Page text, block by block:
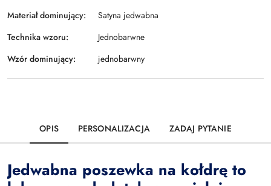
Materiał dominujący:
Satyna jedwabna
Technika wzoru:
Jednobarwne
Wzór dominujący:
jednobarwny
OPIS PERSONALIZACJA ZADAJ PYTANIE
Jedwabna poszewka na kołdrę to